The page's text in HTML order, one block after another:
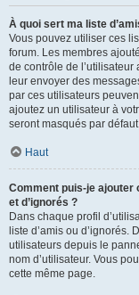
À quoi sert ma liste
Vous pouvez utiliser ces
forum. Les membres
de contrôle de
leur envoyer des
par ces utilisateurs
ajoutez un utilisateur à
seront masqués par
Haut
Comment puis-je ajouter
et d’ignorés ?
Dans chaque profil
liste d’amis ou
utilisateurs depuis le
nom d’utilisateur. Vous
cette même page.